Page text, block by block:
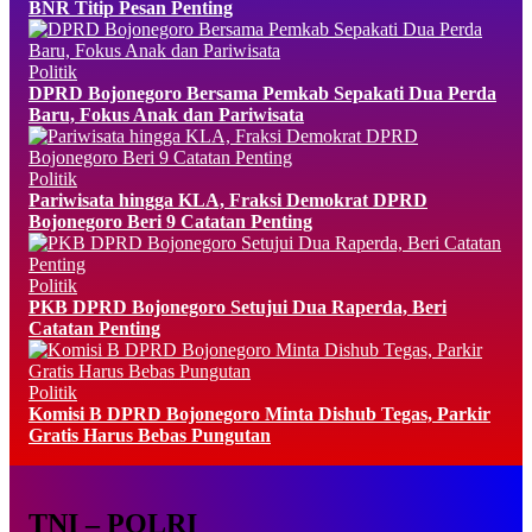
BNR Titip Pesan Penting
Politik
DPRD Bojonegoro Bersama Pemkab Sepakati Dua Perda
Baru, Fokus Anak dan Pariwisata
Politik
Pariwisata hingga KLA, Fraksi Demokrat DPRD
Bojonegoro Beri 9 Catatan Penting
Politik
PKB DPRD Bojonegoro Setujui Dua Raperda, Beri
Catatan Penting
Politik
Komisi B DPRD Bojonegoro Minta Dishub Tegas, Parkir
Gratis Harus Bebas Pungutan
TNI – POLRI